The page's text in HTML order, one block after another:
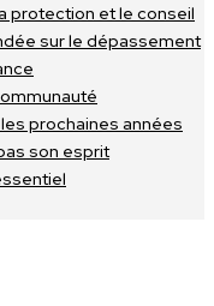
protection et le conseil
sur le dépassement
prochaines années
son esprit